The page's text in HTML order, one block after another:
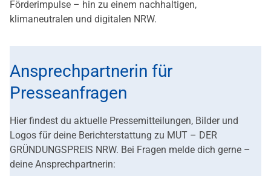
Förderimpulse – hin zu einem nachhaltigen,
klimaneutralen und digitalen NRW.
Ansprechpartnerin für
Presseanfragen
Hier findest du aktuelle Pressemitteilungen, Bilder und
Logos für deine Berichterstattung zu MUT – DER
GRÜNDUNGSPREIS NRW. Bei Fragen melde dich gerne –
deine Ansprechpartnerin: